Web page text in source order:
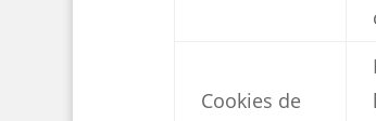
Cookies de